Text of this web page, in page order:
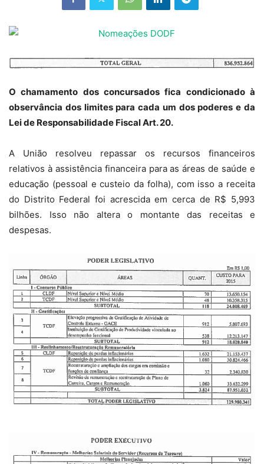
O chamamento dos concursados fica condicionado à
observância dos limites para cada um dos poderes e da
Lei de Responsabilidade Fiscal Art. 20.
A União resolveu repassar os recursos financeiros
relativos à assistência financeira para as áreas de saúde e
educação (pessoal e custeio da folha), com isso a receita
do Distrito Federal foi acrescida em cerca de R$ 5,993
bilhões. Isso não altera o montante das receitas e
despesas.